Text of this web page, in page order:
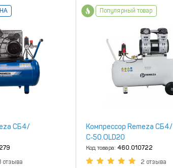
СБ4/
отзыва
Популярный товар
Компрессор Remeza СБ4/
С‑50.OLD20
Код товара: 460.010722
2 отзыва